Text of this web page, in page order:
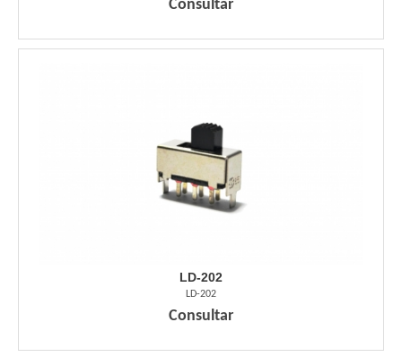
Consultar
LD-202
LD-202
Consultar